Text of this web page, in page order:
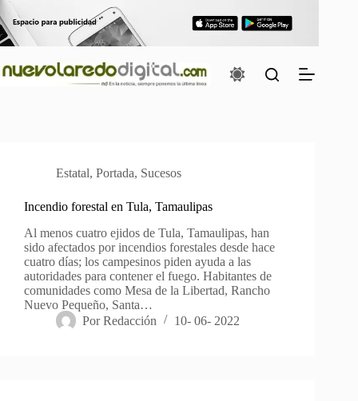
Saltar
al
contenido
Estatal, Portada, Sucesos
Incendio forestal en Tula, Tamaulipas
Al menos cuatro ejidos de Tula, Tamaulipas, han
sido afectados por incendios forestales desde hace
cuatro días; los campesinos piden ayuda a las
autoridades para contener el fuego. Habitantes de
comunidades como Mesa de la Libertad, Rancho
Nuevo Pequeño, Santa…
Por Redacción 10- 06- 2022